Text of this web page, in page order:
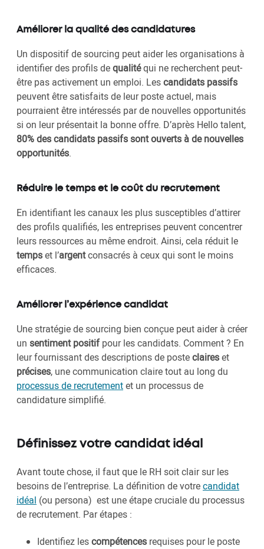
Améliorer la qualité des candidatures
Un dispositif de sourcing peut aider les organisations à
identifier des profils dequalitéqui ne recherchent peut-
être pas activement un emploi. Lescandidats passifs
peuvent être satisfaits de leur poste actuel, mais
pourraient être intéressés par de nouvelles opportunités
si on leur présentait la bonne offre. D’après Hello talent,
80% des candidats passifs sont ouverts à de nouvelles
opportunités.
Réduire le temps et le coût du recrutement
En identifiant les canaux les plus susceptibles d’attirer
des profils qualifiés, les entreprises peuvent concentrer
leurs ressources au même endroit. Ainsi, cela réduit le
tempset l’argentconsacrés à ceux qui sont le moins
efficaces.
Améliorer l’expérience candidat
Une stratégie de sourcing bien conçue peut aider à créer
un sentiment positifpour les candidats. Comment ? En
leur fournissant des descriptions de posteclaireset
précises, une communication claire tout au long du
processus de recrutementet un processus de
candidature simplifié.
Définissez votre candidat idéal
Avant toute chose, il faut que le RH soit clair sur les
besoins de l’entreprise. La définition de votrecandidat
idéal (ou persona) est une étape cruciale du processus
de recrutement. Par étapes :
Identifiez lescompétences requises pour le poste